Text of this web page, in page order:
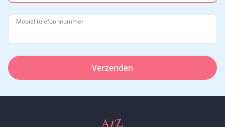
Mobiel telefoonnummer
Verzenden